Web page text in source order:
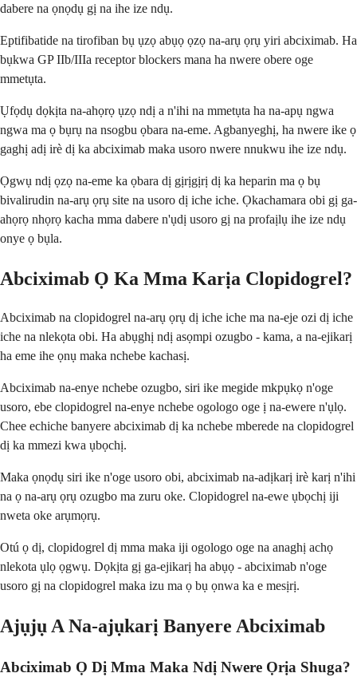
dabere na ọnọdụ gị na ihe ize ndụ.
Eptifibatide na tirofiban bụ ụzọ abụọ ọzọ na-arụ ọrụ yiri abciximab. Ha
bụkwa GP IIb/IIIa receptor blockers mana ha nwere obere oge
mmetụta.
Ụfọdụ dọkịta na-ahọrọ ụzọ ndị a n'ihi na mmetụta ha na-apụ ngwa
ngwa ma ọ bụrụ na nsogbu ọbara na-eme. Agbanyeghị, ha nwere ike ọ
gaghị adị irè dị ka abciximab maka usoro nwere nnukwu ihe ize ndụ.
Ọgwụ ndị ọzọ na-eme ka ọbara dị gịrịgịrị dị ka heparin ma ọ bụ
bivalirudin na-arụ ọrụ site na usoro dị iche iche. Ọkachamara obi gị ga-
ahọrọ nhọrọ kacha mma dabere n'ụdị usoro gị na profaịlụ ihe ize ndụ
onye ọ bụla.
Abciximab Ọ Ka Mma Karịa Clopidogrel?
Abciximab na clopidogrel na-arụ ọrụ dị iche iche ma na-eje ozi dị iche
iche na nlekọta obi. Ha abụghị ndị asọmpi ozugbo - kama, a na-ejikarị
ha eme ihe ọnụ maka nchebe kachasị.
Abciximab na-enye nchebe ozugbo, siri ike megide mkpụkọ n'oge
usoro, ebe clopidogrel na-enye nchebe ogologo oge ị na-ewere n'ụlọ.
Chee echiche banyere abciximab dị ka nchebe mberede na clopidogrel
dị ka mmezi kwa ụbọchị.
Maka ọnọdụ siri ike n'oge usoro obi, abciximab na-adịkarị irè karị n'ihi
na ọ na-arụ ọrụ ozugbo ma zuru oke. Clopidogrel na-ewe ụbọchị iji
nweta oke arụmọrụ.
Otú ọ dị, clopidogrel dị mma maka iji ogologo oge na anaghị achọ
nlekota ụlọ ọgwụ. Dọkịta gị ga-ejikarị ha abụọ - abciximab n'oge
usoro gị na clopidogrel maka izu ma ọ bụ ọnwa ka e mesịrị.
Ajụjụ A Na-ajụkarị Banyere Abciximab
Abciximab Ọ Dị Mma Maka Ndị Nwere Ọrịa Shuga?